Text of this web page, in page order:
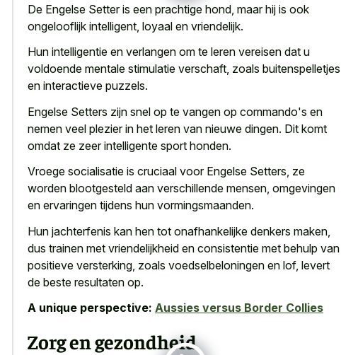
De Engelse Setter is een prachtige hond, maar hij is ook
ongelooflijk intelligent, loyaal en vriendelijk.
Hun intelligentie en verlangen om te leren vereisen dat u
voldoende mentale stimulatie verschaft, zoals buitenspelletjes
en interactieve puzzels.
Engelse Setters zijn snel op te vangen op commando's en
nemen veel plezier in het leren van nieuwe dingen. Dit komt
omdat ze zeer intelligente sport honden.
Vroege socialisatie is cruciaal voor Engelse Setters, ze
worden blootgesteld aan verschillende mensen, omgevingen
en ervaringen tijdens hun vormingsmaanden.
Hun jachterfenis kan hen tot onafhankelijke denkers maken,
dus trainen met vriendelijkheid en consistentie met behulp van
positieve versterking, zoals voedselbeloningen en lof, levert
de beste resultaten op.
A unique perspective: Aussies versus Border Collies
Zorg en gezondheid